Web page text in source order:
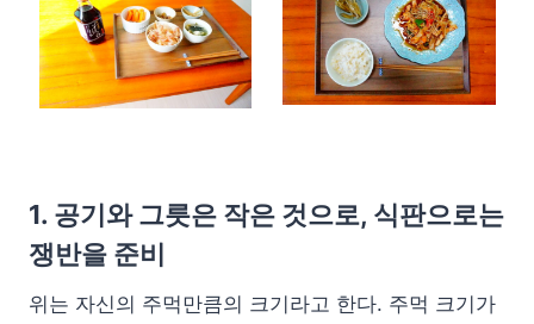
1. 공기와 그릇은 작은 것으로, 식판으로는
쟁반을 준비
위는 자신의 주먹만큼의 크기라고 한다. 주먹 크기가